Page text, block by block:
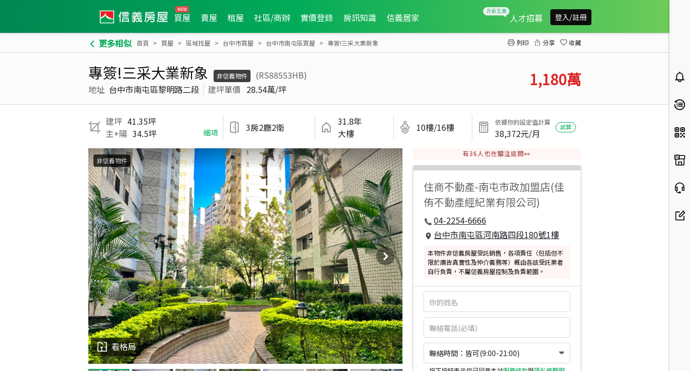
買屋 賣屋 租屋 社區/商辦 實價登錄 房訊知識 信義居家 人才招募 登入/註冊
更多相似 首頁 買屋 區域找屋 台中市買屋 台中市南屯區買屋 專簽!三采大業新象 列印 分享 收藏
專簽!三采大業新象 非信義物件
(RS88553HB)
地址 台中市南屯區黎明路二段 建坪單價 28.54萬/坪 1,180萬
建坪 41.35坪
主+陽 34.5坪 細項 3房2廳2衛
31.8年
大樓
10樓/16樓 依據你的設定值計算
38,372元/月
試算
看格局
非信義物件
有36 人也在關注這間👀
住商不動產-南屯市政加盟店(佳
侑不動產經紀業有限公司)
04-2254-6666
台中市南屯區河南路四段180號1樓
本物件非信義房屋受託銷售，各項責任（包括但不
限於廣告真實性及仲介義務等）概由各該受託業者
自行負責，不屬信義房屋控制及負責範圍。
聯絡時間：皆可(9:00-21:00)